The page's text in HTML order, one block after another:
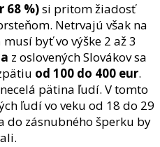
68 %)si pritom žiadosť
Netrvajú však na
byť vo výške 2 až 3
z oslovených Slovákov sa
od 100 do 400 eur.
pätina ľudí. V tomto
ľudí vo veku od 18 do 29
do zásnubného šperku by